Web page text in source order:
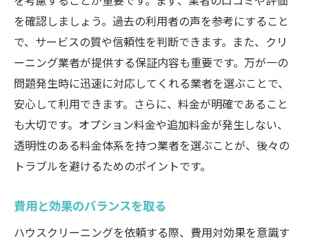
を確認しましょう。過去の利用者の声を参考にすること
で、サービスの質や信頼性を判断できます。また、クリ
ーニング業者が提供する保証内容も重要です。万が一の
問題発生時に迅速に対応してくれる業者を選ぶことで、
安心して利用できます。さらに、料金が明確であること
も大切です。オプション料金や追加料金が発生しない、
透明性のある料金体系を持つ業者を選ぶことが、後々の
トラブルを避けるためのポイントです。
費用と効果のバランスを取る
ハウスクリーニングを依頼する際、費用対効果を意識す